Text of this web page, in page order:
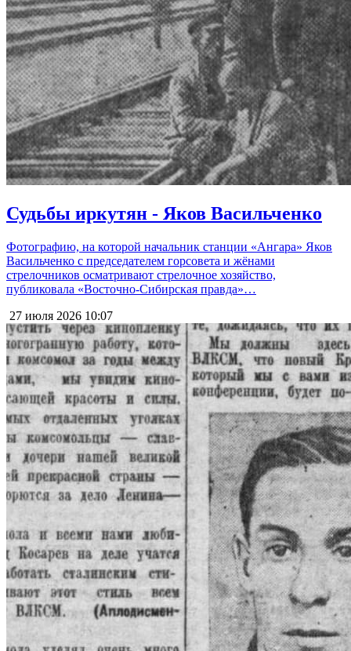
Судьбы иркутян - Яков Васильченко
Фотографию, на которой начальник станции «Ангара» Яков
Васильченко с председателем горсовета и жёнами
стрелочников осматривают стрелочное хозяйство,
публиковала «Восточно-Сибирская правда»…
27 июля 2026 10:07